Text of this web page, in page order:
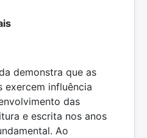
demonstra que as
exercem influência
das
e escrita nos anos
Ao